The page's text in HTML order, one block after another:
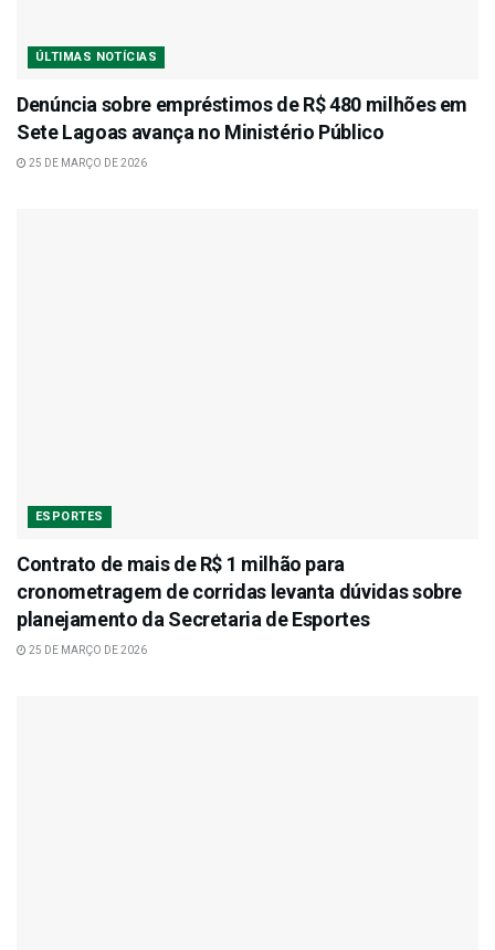
ÚLTIMAS NOTÍCIAS
Denúncia sobre empréstimos de R$ 480 milhões em
Sete Lagoas avança no Ministério Público
25 DE MARÇO DE 2026
ESPORTES
Contrato de mais de R$ 1 milhão para
cronometragem de corridas levanta dúvidas sobre
planejamento da Secretaria de Esportes
25 DE MARÇO DE 2026